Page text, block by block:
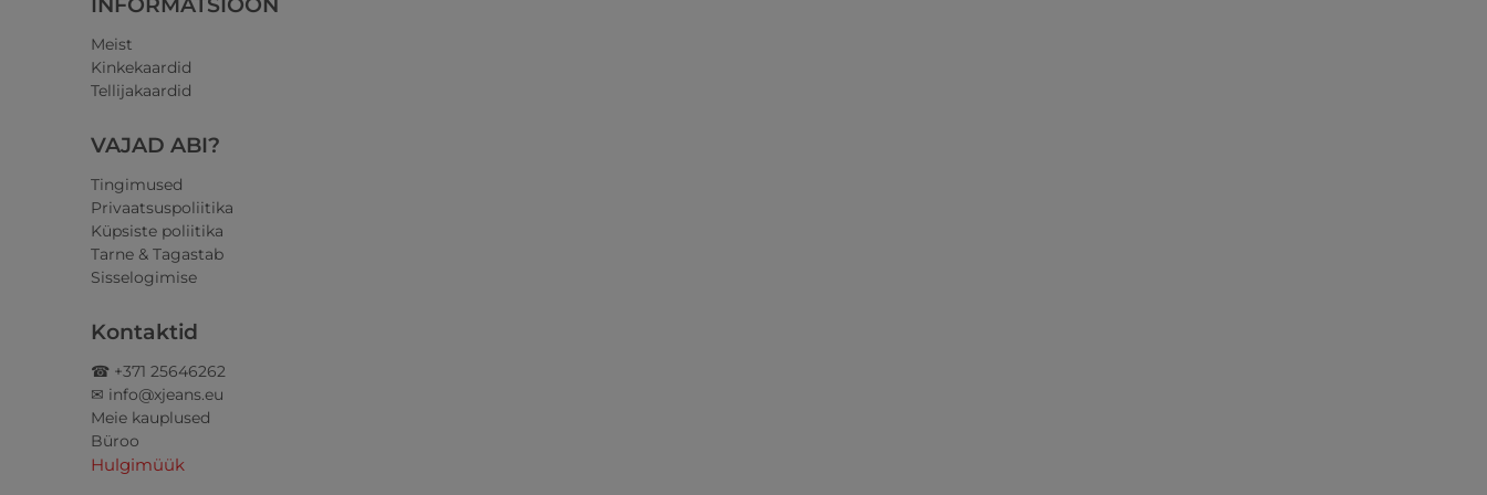
INFORMATSIOON
Meist
Kinkekaardid
Tellijakaardid
VAJAD ABI?
Tingimused
Privaatsuspoliitika
Küpsiste poliitika
Tarne & Tagastab
Sisselogimise
Kontaktid
☎ +371 25646262
✉ info@xjeans.eu
Meie kauplused
Büroo
Hulgimüük